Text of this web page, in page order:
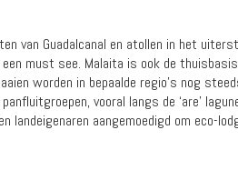
Guadalcanal en atollen in het
must see. Malaita is ook de
worden in bepaalde regio's nog
vooral langs de ‘are’
landeigenaren aangemoedigd om eco-